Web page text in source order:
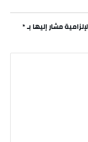
مشار إليها بـ*